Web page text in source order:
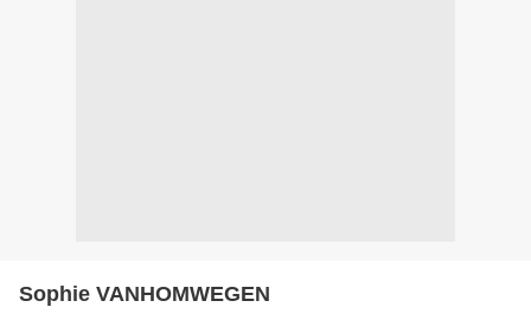
Sophie VANHOMWEGEN